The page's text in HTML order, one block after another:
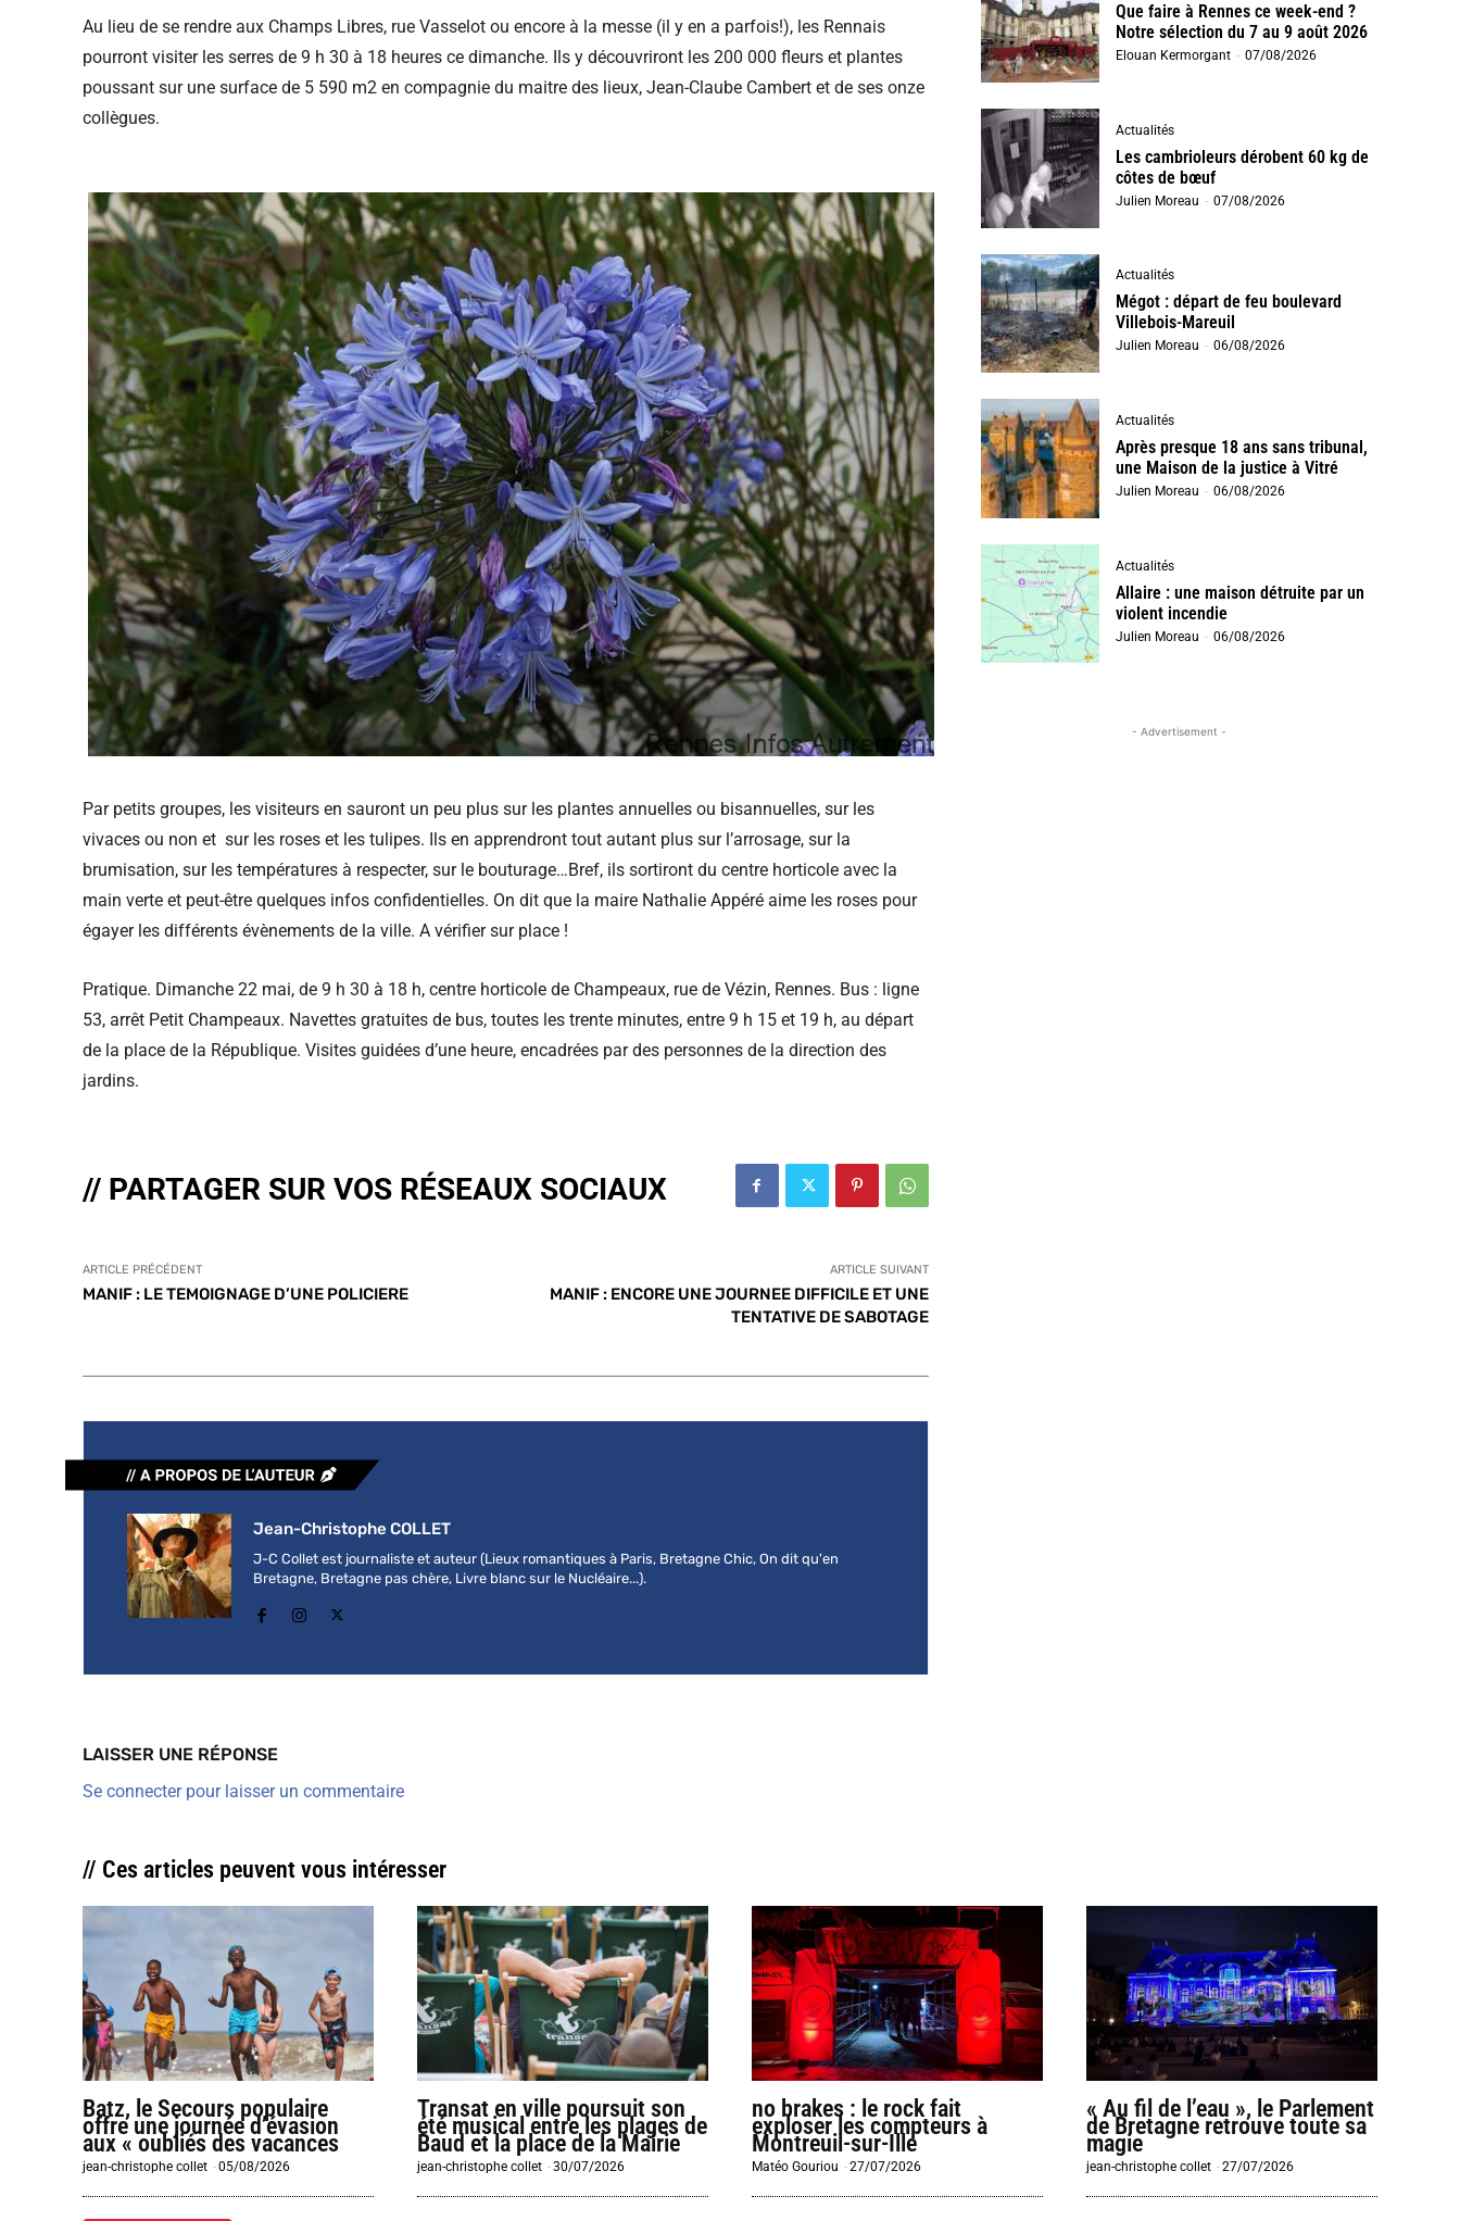
Au lieu de se rendre aux Champs Libres, rue Vasselot ou encore à la messe (il y en a parfois!), les Rennais
pourront visiter les serres de 9 h 30 à 18 heures ce dimanche. Ils y découvriront les 200 000 fleurs et plantes
poussant sur une surface de 5 590 m2 en compagnie du maitre des lieux, Jean-Claube Cambert et de ses onze
collègues.
Par petits groupes, les visiteurs en sauront un peu plus sur les plantes annuelles ou bisannuelles, sur les
vivaces ou non et sur les roses et les tulipes. Ils en apprendront tout autant plus sur l’arrosage, sur la
brumisation, sur les températures à respecter, sur le bouturage…Bref, ils sortiront du centre horticole avec la
main verte et peut-être quelques infos confidentielles. On dit que la maire Nathalie Appéré aime les roses pour
égayer les différents évènements de la ville. A vérifier sur place !
Pratique. Dimanche 22 mai, de 9 h 30 à 18 h, centre horticole de Champeaux, rue de Vézin, Rennes. Bus : ligne
53, arrêt Petit Champeaux. Navettes gratuites de bus, toutes les trente minutes, entre 9 h 15 et 19 h, au départ
de la place de la République. Visites guidées d’une heure, encadrées par des personnes de la direction des
jardins.
// PARTAGER SUR VOS RÉSEAUX SOCIAUX
ARTICLE PRÉCÉDENT
MANIF : LE TEMOIGNAGE D’UNE POLICIERE
ARTICLE SUIVANT
MANIF : ENCORE UNE JOURNEE DIFFICILE ET UNE
TENTATIVE DE SABOTAGE
Jean-Christophe COLLET
J-C Collet est journaliste et auteur (Lieux romantiques à Paris, Bretagne Chic, On dit qu'en
Bretagne, Bretagne pas chère, Livre blanc sur le Nucléaire...).
LAISSER UNE RÉPONSE
Se connecter pour laisser un commentaire
Que faire à Rennes ce week-end ?
Notre sélection du 7 au 9 août 2026
Elouan Kermorgant - 07/08/2026
Actualités
Les cambrioleurs dérobent 60 kg de
côtes de bœuf
Julien Moreau - 07/08/2026
Actualités
Mégot : départ de feu boulevard
Villebois-Mareuil
Julien Moreau - 06/08/2026
Actualités
Après presque 18 ans sans tribunal,
une Maison de la justice à Vitré
Julien Moreau - 06/08/2026
Actualités
Allaire : une maison détruite par un
violent incendie
Julien Moreau - 06/08/2026
- Advertisement -
// Ces articles peuvent vous intéresser
Batz, le Secours populaire
offre une journée d’évasion
aux « oubliés des vacances
jean-christophe collet -05/08/2026
Transat en ville poursuit son
été musical entre les plages de
Baud et la place de la Mairie
jean-christophe collet -30/07/2026
no brakes : le rock fait
exploser les compteurs à
Montreuil-sur-Ille
Matéo Gouriou -27/07/2026
« Au fil de l’eau », le Parlement
de Bretagne retrouve toute sa
magie
jean-christophe collet -27/07/2026